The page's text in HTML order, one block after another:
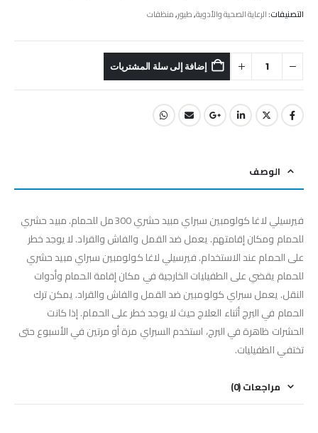
التصنيفات:الرعاية الصحية والأدوية,طيور,منظفات
إضافة إلى سلة المشتريات
الوصف
فيرسيلي لاغا كولومبين سبراي مبيد حشري 300مل للحمام. مبيد حشري
للحمام ومكان إقامتهم. يعمل ضد القمل والفاش والقراد. لا يوجد خطر
على الحمام عند الاستخدام. فيرسيلي لاغا كولومبين سبراي مبيد حشري
للحمام يقضي على الطفيليات الخارجية في مكان إقامة الحمام وأدوات
النقل. يعمل سبراي كولومبين ضد القمل والفاش والقراد. يمكن ترك
الحمام في البرج أثناء العلاج حيث لا يوجد خطر على الحمام. إذا كانت
الحشرات ظاهرة في البرج، استخدم السبراي مرة أو مرتين في الأسبوع حتى
تختفي الطفيليات.
مراجعات (0)